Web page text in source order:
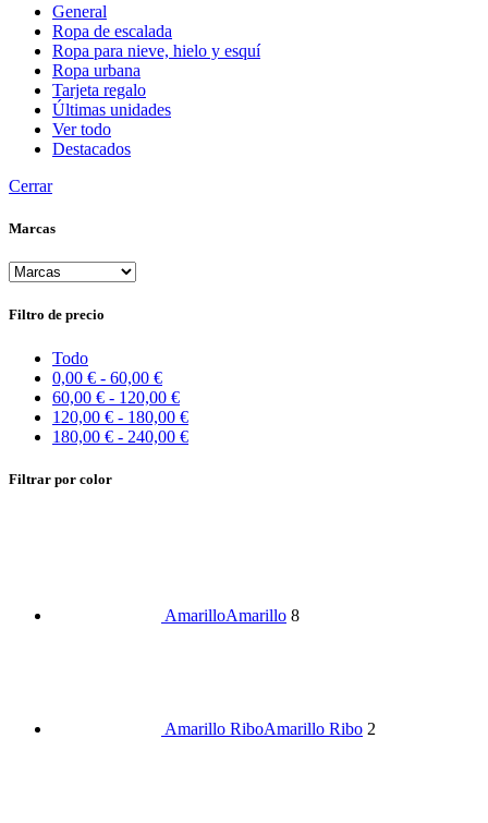
General
Ropa de escalada
Ropa para nieve, hielo y esquí
Ropa urbana
Tarjeta regalo
Últimas unidades
Ver todo
Destacados
Cerrar
Marcas
Filtro de precio
Todo
0,00 € - 60,00 €
60,00 € - 120,00 €
120,00 € - 180,00 €
180,00 € - 240,00 €
Filtrar por color
AmarilloAmarillo 8
Amarillo RiboAmarillo Ribo 2